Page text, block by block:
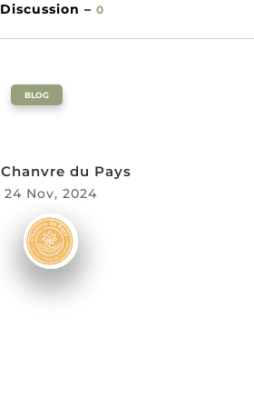
Discussion – 0
BLOG
Chanvre du Pays
24 Nov, 2024